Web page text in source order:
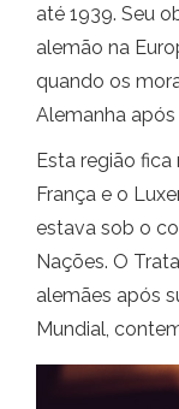
até 1939. Seu
alemão na
quando os
Alemanha
Esta região
França e o
estava sob o
Nações. O
alemães após
Mundial,